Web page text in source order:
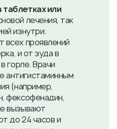
или
лечения, так
изнутри.
всех проявлений
и от зуда в
горле. Врачи
антигистаминным
(например,
фексофенадин,
вызывают
до 24 часов и